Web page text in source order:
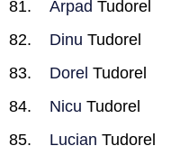
Arpad Tudorel
Dinu Tudorel
Dorel Tudorel
Nicu Tudorel
Lucian Tudorel